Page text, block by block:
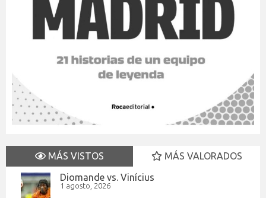
MÁS VISTOS
MÁS VALORADOS
Diomande vs. Vinícius
1 agosto, 2026